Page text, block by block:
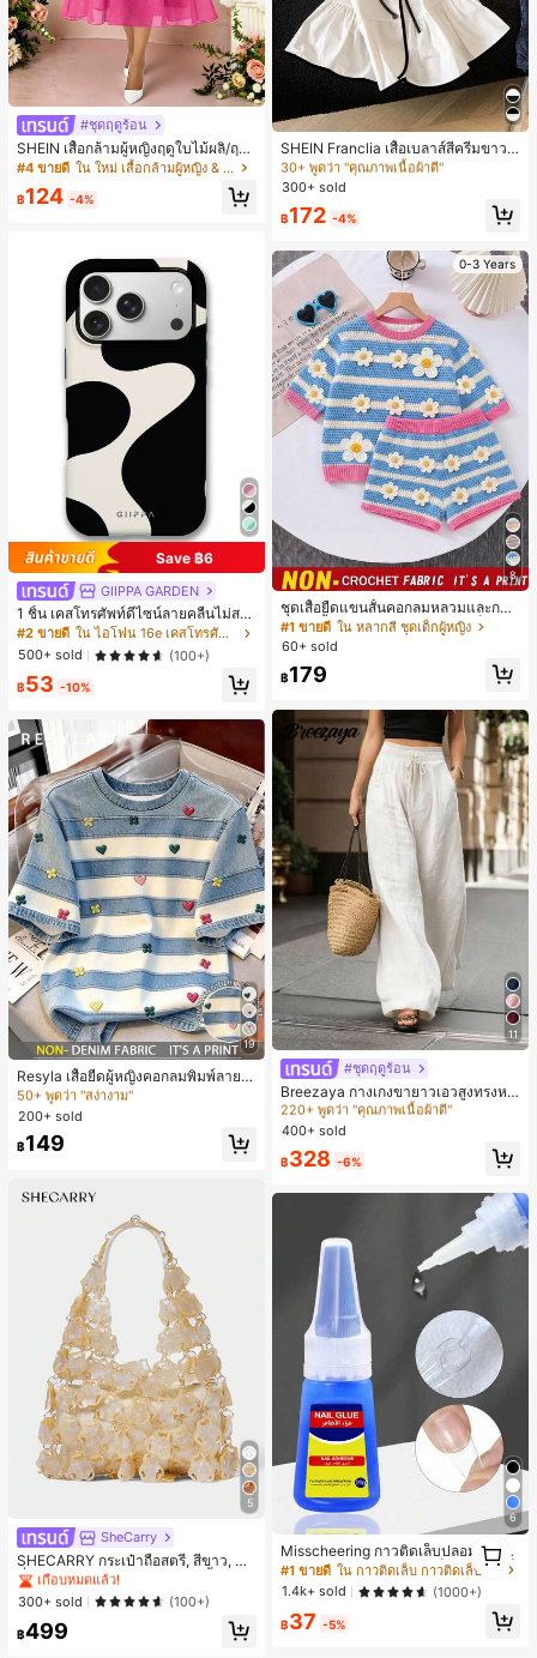
#ชุดฤดูร้อน
SHEIN เสื้อกล้ามผู้หญิงฤดูใบไม้ผลิ/ฤดูร้
อน ใหม่ สไตล์มินิมอลลำลองหรูหรา สีบ
ล็อก ลายจุด คอวี แพตช์เวิร์ก ชายระบา
ย แขนกุด ทรงเข้ารูป อเนกประสงค์, เสื้อ
#4 ขายดี ใน ใหม่ เสื้อกล้ามผู้หญิง & Camis
฿124 -4%
Save ฿6
GIIPPA GARDEN
1 ชิ้น เคสโทรศัพท์ดีไซน์ลายคลื่นไม่สม
มาตรสำหรับ Phone 17 Pro Max, เหม
าะสำหรับ Phone 16 Pro Max, 15 Pro
Max, 14 Pro Max, เคสโทรศัพท์สไตล์เ
กาหลีและน่าสนใจ, เข้ากันได้กับ 11/12/
13/14/15/16 Pro Max Plus, ดีไซน์หรู
ขวัญในอุดมคติสำหรับคริสต์มาส, วันว
าเลนไทน์, อีสเตอร์, ฤดูแต่งงานและวันเ
กิดสำหรับแฟนสาว
#2 ขายดี
ใน ไอโฟน 16e เคสโทรศัพท์แฟชั่น
500+ sold
(100+)
฿53 -10%
19
Resyla เสื้อยืดผู้หญิงคอกลมพิมพ์ลายด
อกไม้ 3D ลายพิมพ์
#1 ขายดี ใน บ้าน เสื้อยืดผู้หญิง
50+ พูดว่า "สง่างาม"
#1 ขายดี ใน บ้าน เสื้อยืดผู้หญิง
50+ พูดว่า "สง่างาม"
#1 ขายดี ใน บ้าน เสื้อยืดผู้หญิง
50+ พูดว่า "สง่างาม"
#1 ขายดี
200+ sold
฿149
5
SheCarry
SHECARRY กระเป๋าถือสตรี, สีขาว, แฟ
ชั่น, สง่างาม, วันหยุด, งานปาร์ตี้
#1 ขายดี
เกือบหมดแล้ว!
#1 ขายดี
เกือบหมดแล้ว!
#1 ขายดี
เกือบหมดแล้ว!
#1 ขายดี
ใน บรรยากาศฤดูร้อน กระเป๋าหูหิ้วด้านบนผู้หญิง
เกือบหมดแล้ว!
300+ sold (100+)
฿499
SHEIN Franclia เสื้อเบลาส์สีครีมขาวนุ่
มนวล เอวรูด, แต่งขอบตัดกัน + โบว์ผูก,
แขนพอง จับคู่กับกระโปรงชายระบาย,
กวัน
#2 ขายดี
ใน น่ารัก เสื้อสตรี เสื้อเบลาส์ & Tee
30+ พูดว่า "คุณภาพเนื้อผ้าดี"
#2 ขายดี
30+ พูดว่า "คุณภาพเนื้อผ้าดี"
#2 ขายดี
30+ พูดว่า "คุณภาพเนื้อผ้าดี"
#2 ขายดี
ใน น่ารัก เสื้อสตรี เสื้อเบลาส์ & Tee
300+ sold
฿172 -4%
0-3 Years
8
ชุดเสื้อยืดแขนสั้นคอกลมหลวมและกาง
เกงขาสั้นไบค์เกอร์รัดรูปสำหรับเด็กผู้ห
ญิง สไตล์มินิมอล เหมาะสำหรับฤดูใบไ
#1 ขายดี ใน หลากสี ชุดเด็กผู้หญิง
60+ sold
฿179
11
#ชุดฤดูร้อน
Breezaya กางเกงขายาวเอวสูงทรงหล
วมขาบานสำหรับผู้หญิง สีขาวเรียบหรูส
ไตล์ชิค เหมาะสำหรับใส่เที่ยวทะเล วันห
ยโอกาสในชีวิตประจำวัน
#1 ขายดี ใน ขากว้าง กางเกงผู้หญิง
220+ พูดว่า "คุณภาพเนื้อผ้าดี"
#1 ขายดี ใน ขากว้าง กางเกงผู้หญิง
220+ พูดว่า "คุณภาพเนื้อผ้าดี"
#1 ขายดี ใน ขากว้าง กางเกงผู้หญิง
220+ พูดว่า "คุณภาพเนื้อผ้าดี"
#1 ขายดี
ใน ขากว้าง กางเกงผู้หญิง
400+ sold
฿328 -6%
6
Misscheering กาวติดเล็บปลอม 20 กรั
ม แรงยึดสูง เจลสติกเกอร์เล็บนุ่ม แห้งเร็
ว เหมาะสำหรับผู้เริ่มต้นทำเล็บ ติดทนน
าน
#1 ขายดี
ใน กาวติดเล็บ กาวติดเล็บและสารยึดติด
1.4k+ sold
(1000+)
฿37 -5%
1